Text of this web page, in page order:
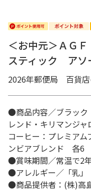
＜お中元＞ＡＧ
スティック アソ
2026年郵便局 百貨
●商品内容／ブラック
レンド・キリマンジ
コーヒー：プレミア
ンビアブレンド 各
●賞味期間／常温で2
●アレルギー／「乳」
●商品提供者：(株)高